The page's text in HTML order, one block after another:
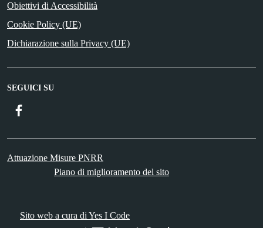
Obiettivi di Accessibilità
Cookie Policy (UE)
Dichiarazione sulla Privacy (UE)
SEGUICI SU
Attuazione Misure PNRR
Piano di miglioramento del sito
Sito web a cura di Yes I Code